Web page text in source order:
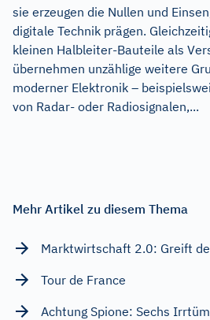
sie erzeugen die Nullen und
digitale Technik prägen.
kleinen Halbleiter-Bauteile als
übernehmen unzählige weitere
moderner Elektronik –
von Radar- oder Radiosignalen,...
Mehr Artikel zu diesem Thema
Marktwirtschaft 2.0: Greift
Tour de France
Achtung Spione: Sechs